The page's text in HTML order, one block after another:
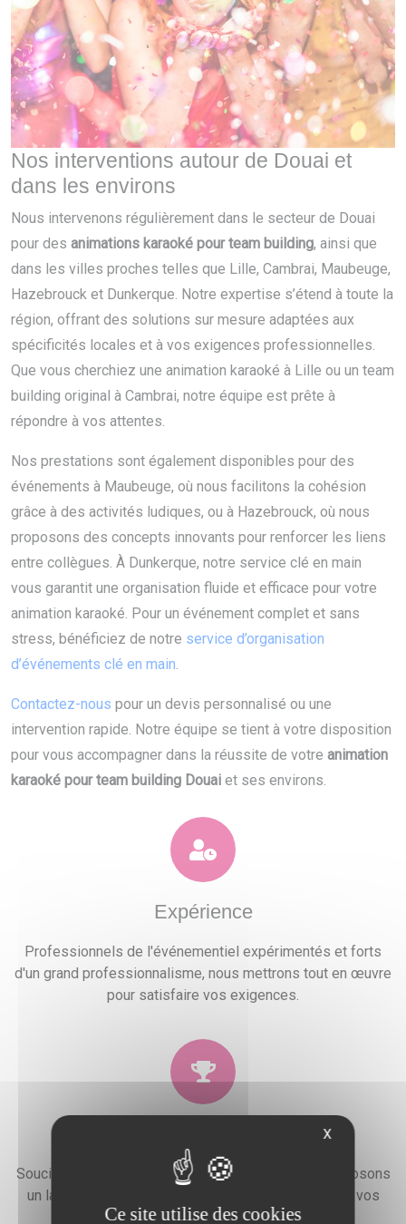
Nos interventions autour de Douai et
dans les environs
Nous intervenons régulièrement dans le secteur de Douai
pour des animations karaoké pour team building, ainsi que
dans les villes proches telles que Lille, Cambrai, Maubeuge,
Hazebrouck et Dunkerque. Notre expertise s’étend à toute la
région, offrant des solutions sur mesure adaptées aux
spécificités locales et à vos exigences professionnelles.
Que vous cherchiez une animation karaoké à Lille ou un team
building original à Cambrai, notre équipe est prête à
répondre à vos attentes.
Nos prestations sont également disponibles pour des
événements à Maubeuge, où nous facilitons la cohésion
grâce à des activités ludiques, ou à Hazebrouck, où nous
proposons des concepts innovants pour renforcer les liens
entre collègues. À Dunkerque, notre service clé en main
vous garantit une organisation fluide et efficace pour votre
animation karaoké. Pour un événement complet et sans
stress, bénéficiez de notre service d’organisation
d’événements clé en main.
Contactez-nous pour un devis personnalisé ou une
intervention rapide. Notre équipe se tient à votre disposition
pour vous accompagner dans la réussite de votre animation
karaoké pour team building Douai et ses environs.
Expérience
Professionnels de l'événementiel expérimentés et forts
d'un grand professionnalisme, nous mettrons tout en œuvre
pour satisfaire vos exigences.
Soucieux de la satisfaction de nos clients, nous proposons
un large choix de prestations qui combleront toutes vos
attentes, besoins et envies festives.
X
Ce site utilise des cookies